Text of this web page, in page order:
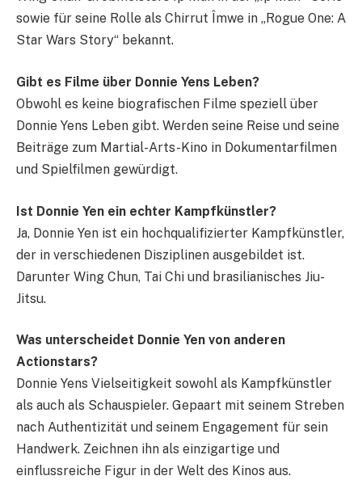
sowie für seine Rolle als Chirrut Îmwe in „Rogue One: A
Star Wars Story“ bekannt.
Gibt es Filme über Donnie Yens Leben?
Obwohl es keine biografischen Filme speziell über
Donnie Yens Leben gibt. Werden seine Reise und seine
Beiträge zum Martial-Arts-Kino in Dokumentarfilmen
und Spielfilmen gewürdigt.
Ist Donnie Yen ein echter Kampfkünstler?
Ja, Donnie Yen ist ein hochqualifizierter Kampfkünstler,
der in verschiedenen Disziplinen ausgebildet ist.
Darunter Wing Chun, Tai Chi und brasilianisches Jiu-
Jitsu.
Was unterscheidet Donnie Yen von anderen
Actionstars?
Donnie Yens Vielseitigkeit sowohl als Kampfkünstler
als auch als Schauspieler. Gepaart mit seinem Streben
nach Authentizität und seinem Engagement für sein
Handwerk. Zeichnen ihn als einzigartige und
einflussreiche Figur in der Welt des Kinos aus.